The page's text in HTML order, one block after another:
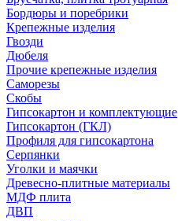
Бордюры и поребрики
Крепежные изделия
Гвозди
Дюбеля
Прочие крепежные изделия
Саморезы
Скобы
Гипсокартон и комплектующие
Гипсокартон (ГКЛ)
Профиля для гипсокартона
Серпянки
Уголки и маячки
Древесно-плитные материалы
МДФ плита
ДВП